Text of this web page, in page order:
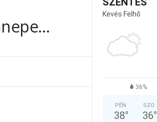
Kevés Felhő
36%
PÉN
38°
SZO
36°